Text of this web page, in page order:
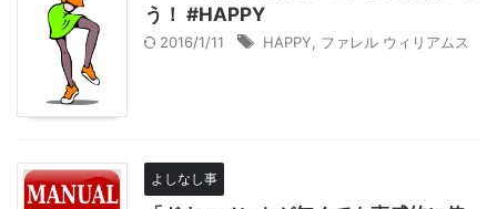
う！ #HAPPY
2016/1/11 HAPPY, ファレル ウィリアムス
よしなし事